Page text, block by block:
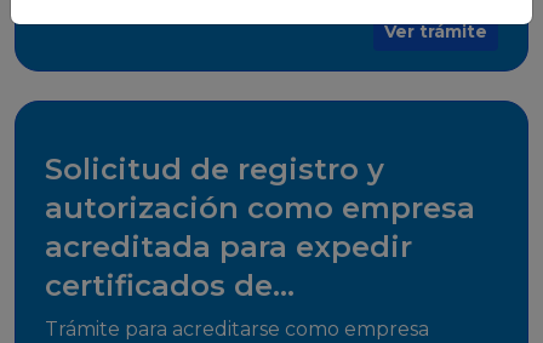
para su comercialización dentro del territorio
Ver trámite
Solicitud de registro y
autorización como empresa
acreditada para expedir
certificados de
cumplimiento
Trámite para acreditarse como empresa